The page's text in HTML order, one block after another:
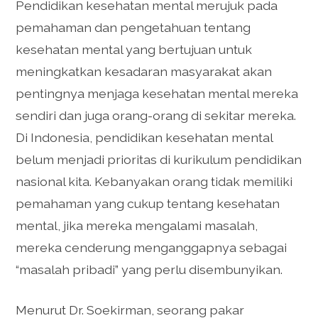
Pendidikan kesehatan mental merujuk pada
pemahaman dan pengetahuan tentang
kesehatan mental yang bertujuan untuk
meningkatkan kesadaran masyarakat akan
pentingnya menjaga kesehatan mental mereka
sendiri dan juga orang-orang di sekitar mereka.
Di Indonesia, pendidikan kesehatan mental
belum menjadi prioritas di kurikulum pendidikan
nasional kita. Kebanyakan orang tidak memiliki
pemahaman yang cukup tentang kesehatan
mental, jika mereka mengalami masalah,
mereka cenderung menganggapnya sebagai
“masalah pribadi” yang perlu disembunyikan.
Menurut Dr. Soekirman, seorang pakar